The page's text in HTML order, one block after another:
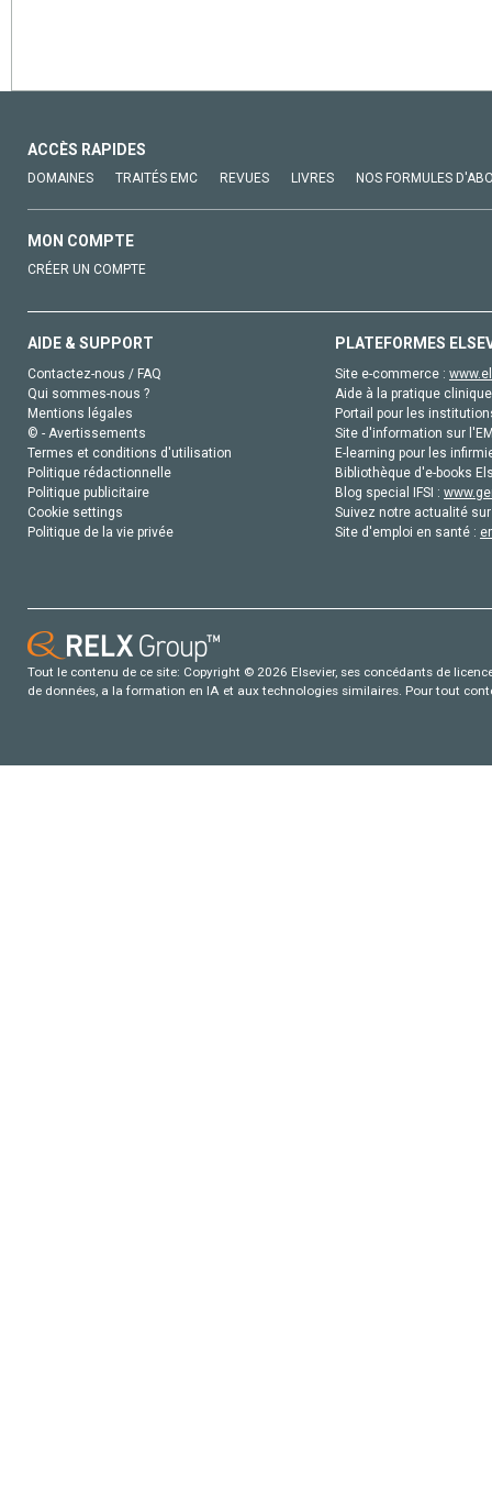
ACCÈS RAPIDES
DOMAINES TRAITÉS EMC REVUES LIVRES NOS FORMULES
MON COMPTE
CRÉER UN COMPTE
AIDE & SUPPORT
Contactez-nous / FAQ
Qui sommes-nous ?
Mentions légales
© - Avertissements
Termes et conditions d'utilisation
Politique rédactionnelle
Politique publicitaire
Cookie settings
Politique de la vie privée
PLATEFORMES
Site e-commerce :
Aide à la pratique
Portail pour les
Site d'information sur
E-learning pour les
Bibliothèque d'e-books
Blog special IFSI :
Suivez notre actualité
Site d'emploi en santé :
Tout le contenu de ce site: Copyright © 2026 Elsevier, ses concédants de
de données, a la formation en IA et aux technologies similaires. Pour tout